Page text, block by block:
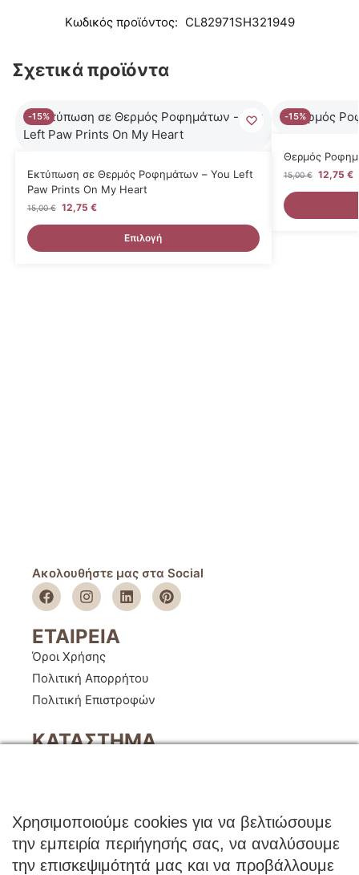
Κωδικός προϊόντος: CL82971SH321949
Σχετικά προϊόντα
-15%
Εκτύπωση σε Θερμός Ροφημάτων – You Left
Paw Prints On My Heart
15,00€ 12,75 €
Επιλογή
-15%
Θερμός
15,00€ 12,75 €
Ακολουθήστε μας στα Social
ΕΤΑΙΡΕΙΑ
Όροι Χρήσης
Πολιτική Απορρήτου
Πολιτική Επιστροφών
ΚΑΤΑΣΤΗΜΑ
Μέθοδοι Πληρωμής
Μέθοδοι Αποστολής
Χρησιμοποιούμε cookies για να βελτιώσουμε
την εμπειρία περιήγησής σας, να αναλύσουμε
την επισκεψιμότητά μας και να προβάλλουμε